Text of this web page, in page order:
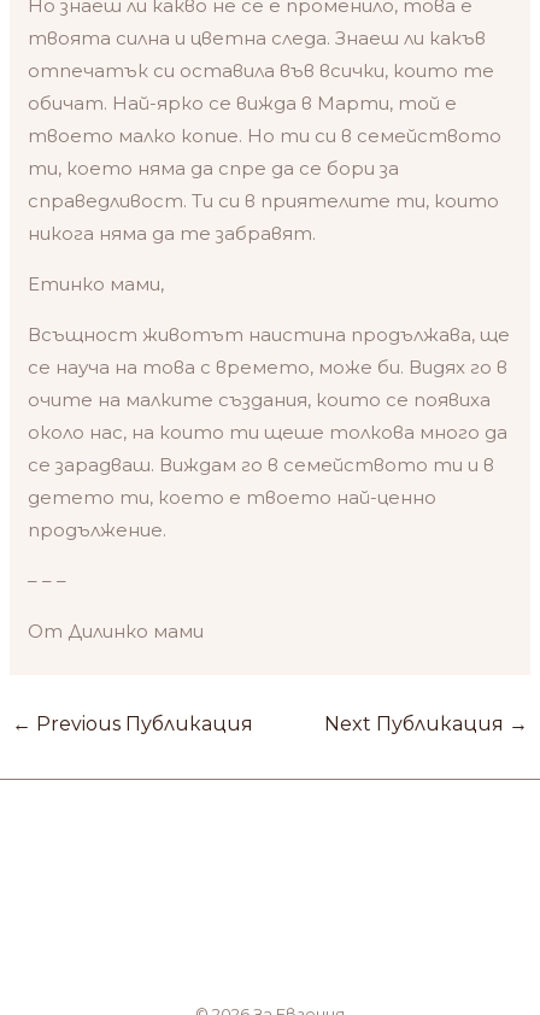
Но знаеш ли какво не се е променило, това е
твоята силна и цветна следа. Знаеш ли какъв
отпечатък си оставила във всички, които те
обичат. Най-ярко се вижда в Марти, той е
твоето малко копие. Но ти си в семейството
ти, което няма да спре да се бори за
справедливост. Ти си в приятелите ти, които
никога няма да те забравят.
Етинко мами,
Всъщност животът наистина продължава, ще
се науча на това с времето, може би. Видях го в
очите на малките създания, които се появиха
около нас, на които ти щеше толкова много да
се зарадваш. Виждам го в семейството ти и в
детето ти, което е твоето най-ценно
продължение.
– – –
От Дилинко мами
← Previous Публикация Next Публикация →